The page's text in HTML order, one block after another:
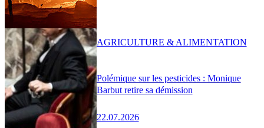
Polémique sur les pesticides : Monique
Barbut retire sa démission
22.07.2026
AGRICULTURE & ALIMENTATION